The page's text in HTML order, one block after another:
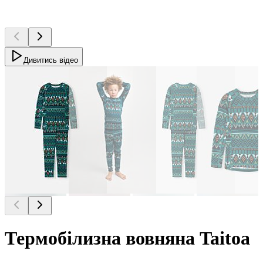
Дивитись відео
Термобілизна вовняна Taitoa